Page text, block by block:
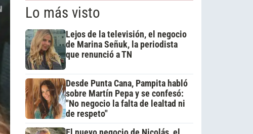
Lo más visto
Lejos de la televisión, el negocio
de Marina Señuk, la periodista
que renunció a TN
Desde Punta Cana, Pampita habló
sobre Martín Pepa y se confesó:
"No negocio la falta de lealtad ni
de respeto"